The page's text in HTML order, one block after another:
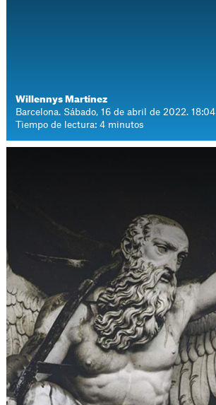
Willennys Martínez
Barcelona. Sábado, 16 de abril de 2022. 18:04
Tiempo de lectura: 4 minutos